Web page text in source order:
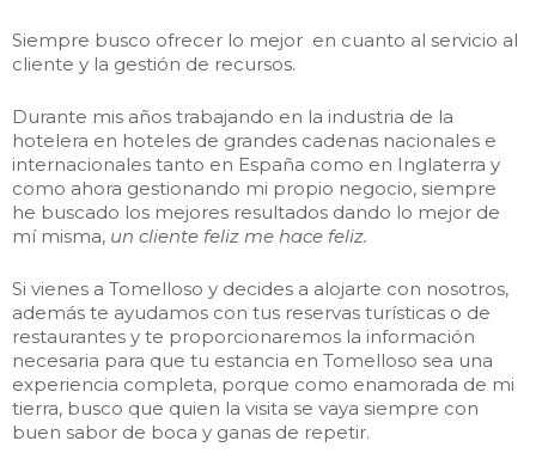
Siempre busco ofrecer lo mejor en cuanto al servicio al
cliente y la gestión de recursos.
Durante mis años trabajando en la industria de la
hotelera en hoteles de grandes cadenas nacionales e
internacionales tanto en España como en Inglaterra y
como ahora gestionando mi propio negocio, siempre
he buscado los mejores resultados dando lo mejor de
mí misma, un cliente feliz me hace feliz.
Si vienes a Tomelloso y decides a alojarte con nosotros,
además te ayudamos con tus reservas turísticas o de
restaurantes y te proporcionaremos la información
necesaria para que tu estancia en Tomelloso sea una
experiencia completa, porque como enamorada de mi
tierra, busco que quien la visita se vaya siempre con
buen sabor de boca y ganas de repetir.